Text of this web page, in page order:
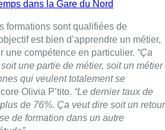
matinaleBonjour Bruxelles
club de MMA ouvre
Evere : “C’est pas
à la télé”